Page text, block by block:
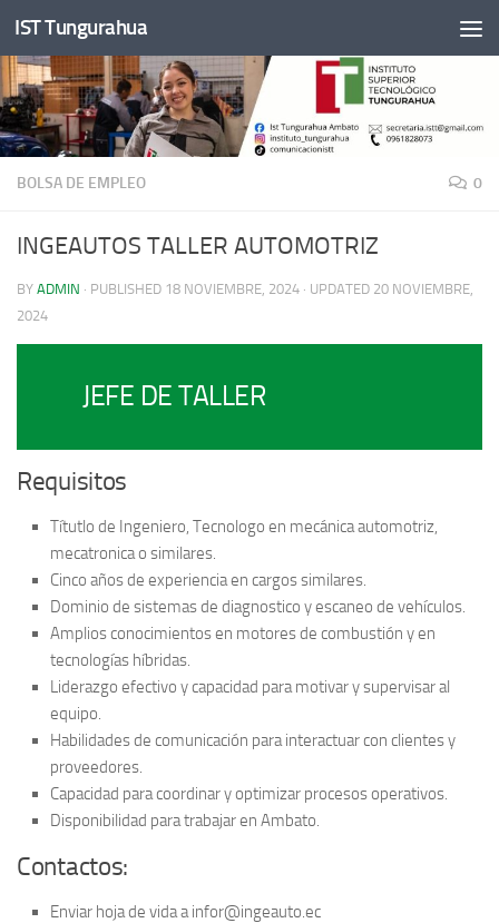
Skip to content
IST Tungurahua
BOLSA DE EMPLEO 0
INGEAUTOS TALLER AUTOMOTRIZ
BY ADMIN · PUBLISHED 18 NOVIEMBRE, 2024 · UPDATED 20 NOVIEMBRE,
2024
JEFE DE TALLER
Requisitos
Títutlo de Ingeniero, Tecnologo en mecánica automotriz,
mecatronica o similares.
Cinco años de experiencia en cargos similares.
Dominio de sistemas de diagnostico y escaneo de vehículos.
Amplios conocimientos en motores de combustión y en
tecnologías híbridas.
Liderazgo efectivo y capacidad para motivar y supervisar al
equipo.
Habilidades de comunicación para interactuar con clientes y
proveedores.
Capacidad para coordinar y optimizar procesos operativos.
Disponibilidad para trabajar en Ambato.
Contactos:
Enviar hoja de vida a infor@ingeauto.ec